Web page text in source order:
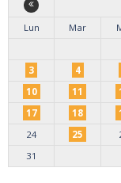
Lun
Mar
3
4
10
11
17
18
24
25
31